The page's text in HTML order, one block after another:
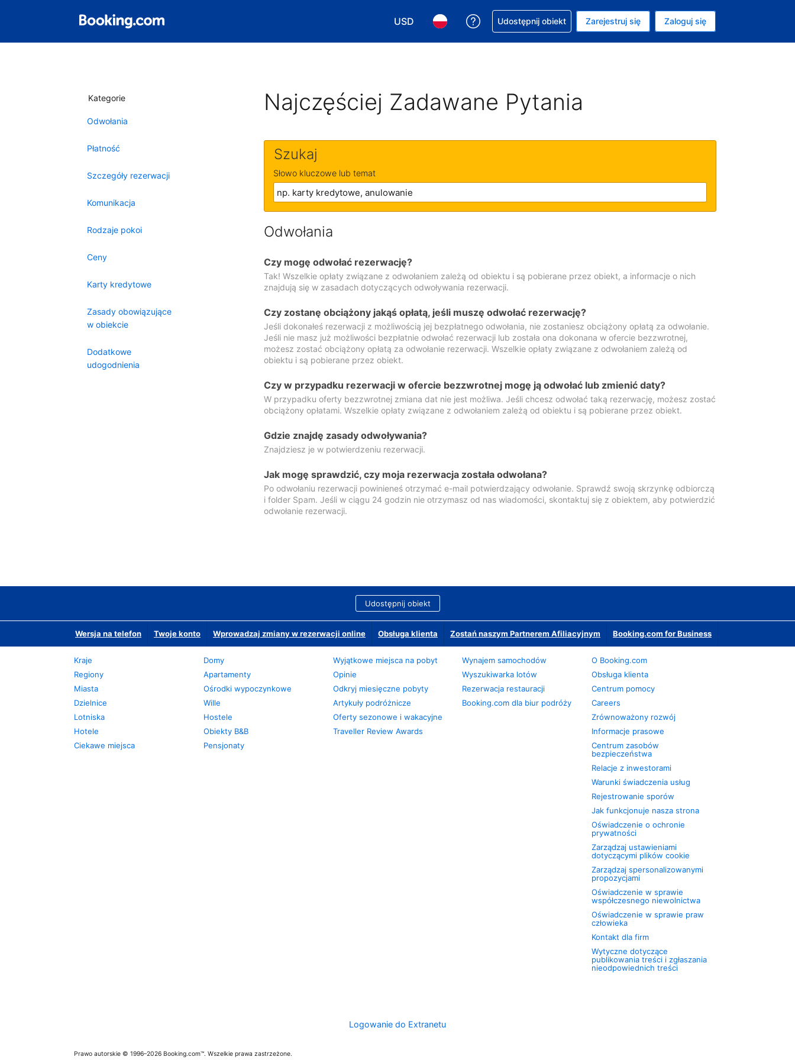
USD
Wybierz walutę. Wybrana waluta to Dolar amerykański
Wybierz język. Wybrany język to Polski
Uzyskaj pomoc w sprawie rezerwacji
Udostępnij obiekt Zarejestruj się Zaloguj się
Kategorie
Odwołania
Płatność
Szczegóły rezerwacji
Komunikacja
Rodzaje pokoi
Ceny
Karty kredytowe
Zasady obowiązujące
w obiekcie
Dodatkowe
udogodnienia
Najczęściej Zadawane Pytania
Szukaj
Słowo kluczowe lub temat
Odwołania
Czy mogę odwołać rezerwację?
Tak! Wszelkie opłaty związane z odwołaniem zależą od obiektu i są pobierane przez obiekt, a informacje o nich
znajdują się w zasadach dotyczących odwoływania rezerwacji.
Czy zostanę obciążony jakąś opłatą, jeśli muszę odwołać rezerwację?
Jeśli dokonałeś rezerwacji z możliwością jej bezpłatnego odwołania, nie zostaniesz obciążony opłatą za odwołanie.
Jeśli nie masz już możliwości bezpłatnie odwołać rezerwacji lub została ona dokonana w ofercie bezzwrotnej,
możesz zostać obciążony opłatą za odwołanie rezerwacji. Wszelkie opłaty związane z odwołaniem zależą od
obiektu i są pobierane przez obiekt.
Czy w przypadku rezerwacji w ofercie bezzwrotnej mogę ją odwołać lub zmienić daty?
W przypadku oferty bezzwrotnej zmiana dat nie jest możliwa. Jeśli chcesz odwołać taką rezerwację, możesz zostać
obciążony opłatami. Wszelkie opłaty związane z odwołaniem zależą od obiektu i są pobierane przez obiekt.
Gdzie znajdę zasady odwoływania?
Znajdziesz je w potwierdzeniu rezerwacji.
Jak mogę sprawdzić, czy moja rezerwacja została odwołana?
Po odwołaniu rezerwacji powinieneś otrzymać e-mail potwierdzający odwołanie. Sprawdź swoją skrzynkę odbiorczą
i folder Spam. Jeśli w ciągu 24 godzin nie otrzymasz od nas wiadomości, skontaktuj się z obiektem, aby potwierdzić
odwołanie rezerwacji.
Udostępnij obiekt
Wersja na telefon Twoje konto Wprowadzaj zmiany w rezerwacji online Obsługa klienta Zostań naszym Partnerem Afiliacyjnym Booking.com for Business
Kraje
Regiony
Miasta
Dzielnice
Lotniska
Hotele
Ciekawe miejsca
Domy
Apartamenty
Ośrodki wypoczynkowe
Wille
Hostele
Obiekty B&B
Pensjonaty
Wyjątkowe miejsca na pobyt
Opinie
Odkryj miesięczne pobyty
Artykuły podróżnicze
Oferty sezonowe i wakacyjne
Traveller Review Awards
Wynajem samochodów
Wyszukiwarka lotów
Rezerwacja restauracji
Booking.com dla biur podróży
O Booking.com
Obsługa klienta
Centrum pomocy
Careers
Zrównoważony rozwój
Informacje prasowe
Centrum zasobów
bezpieczeństwa
Relacje z inwestorami
Warunki świadczenia usług
Rejestrowanie sporów
Jak funkcjonuje nasza strona
Oświadczenie o ochronie
prywatności
Zarządzaj ustawieniami
dotyczącymi plików cookie
Zarządzaj spersonalizowanymi
propozycjami
Oświadczenie w sprawie
współczesnego niewolnictwa
Oświadczenie w sprawie praw
człowieka
Kontakt dla firm
Wytyczne dotyczące
publikowania treści i zgłaszania
nieodpowiednich treści
Logowanie do Extranetu
Prawo autorskie © 1996–2026 Booking.com™. Wszelkie prawa zastrzeżone.